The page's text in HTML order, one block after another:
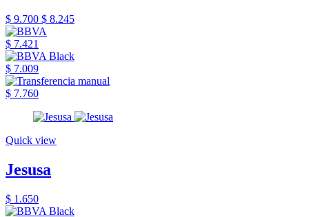
$ 9.700 $ 8.245
$ 7.421
$ 7.009
$ 7.760
Quick view
Jesusa
$ 1.650